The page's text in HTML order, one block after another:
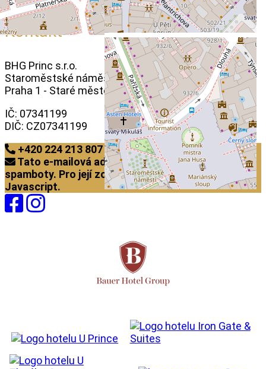
Kontakt
BHG Princ s.r.o.
Staroměstské náměstí 460/29,
Praha 1 - Staré město
IČ: 07341199
DIČ: CZ07341199
+420 224 213 807
Tato e-mailová adresa je chráněna před
spamboty. Pro její zobrazení musíte mít povolen
Javascript.